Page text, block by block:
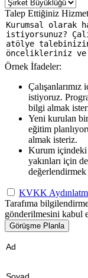
Talep Ettiğiniz
Örnek İfadeler:
istiyoruz.
bilgi almak
Yeni kurulan
eğitim
almak isteriz.
Kurum içindeki
yakınları için
KVKK
Tarafıma
gönderilmesini kabul
Görüşme Planla